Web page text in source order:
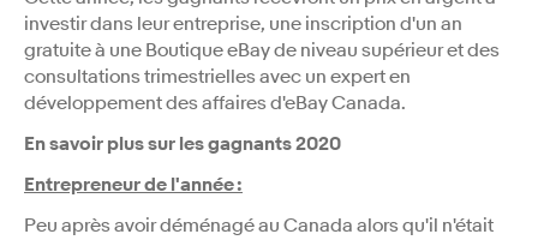
investir dans leur entreprise, une inscription d'un an
gratuite à une Boutique eBay de niveau supérieur et des
consultations trimestrielles avec un expert en
développement des affaires d'eBay Canada.
En savoir plus sur les gagnants 2020
Entrepreneur de l'année :
Peu après avoir déménagé au Canada alors qu'il n'était